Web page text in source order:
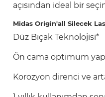
açısından ideal bir
Midas Origin'all Silecek
Düz Bıçak Teknolojisi*
Ön cama optimum
Korozyon direnci ve